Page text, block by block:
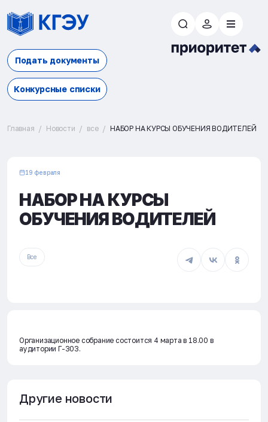
Подать документы
Конкурсные списки
Главная Новости все НАБОР НА КУРСЫ ОБУЧЕНИЯ ВОДИТЕЛЕЙ
19 февраля
НАБОР НА КУРСЫ
ОБУЧЕНИЯ ВОДИТЕЛЕЙ
Все
Организационное собрание состоится 4 марта в 18.00 в
аудитории Г-303.
Другие новости